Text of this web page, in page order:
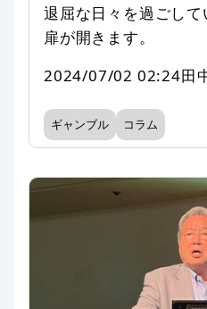
退屈な日々を過ごし
扉が開きます。
2024/07/02 02:24田
ギャンブル コラム